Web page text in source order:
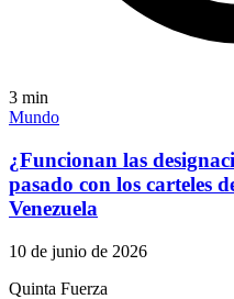
3 min
Mundo
¿Funcionan las
pasado con los carteles
Venezuela
10 de junio de 2026
Quinta Fuerza